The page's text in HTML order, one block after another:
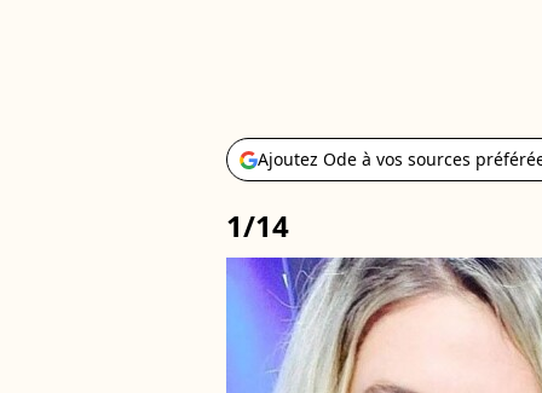
Ajoutez Ode à vos sources
1/14